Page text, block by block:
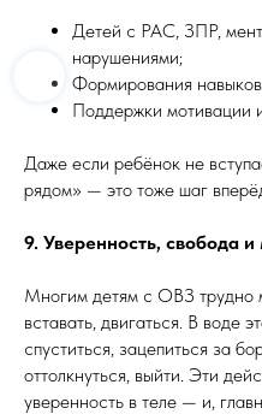
Детей с РАС, ЗПР,
нарушениями;
Формирования
Поддержки мотивации
Даже если ребёнок не
рядом» — это тоже шаг
9. Уверенность, свобода
Многим детям с ОВЗ трудно
вставать, двигаться. В воде
спуститься, зацепиться за
оттолкнуться, выйти. Эти
уверенность в теле — и,